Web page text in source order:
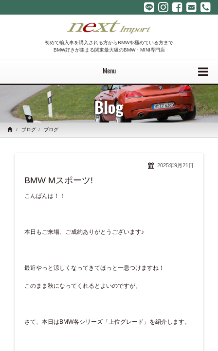
初めて輸入車を購入される方からBMWを極めている方まで
BMW好きが集まる関東最大級のBMW・MINI専門店
Menu
Blog
ブログ ブログ
2025年9月21日
BMW Mスポーツ!
こんばんは！！
本日もご来場、ご成約ありがとうございます♪
最近やっと涼しくなってきてほっと一息つけますね！
このまま秋になってくれるとよいのですが。
さて、本日はBMW各シリーズ「上位グレード」を紹介します。